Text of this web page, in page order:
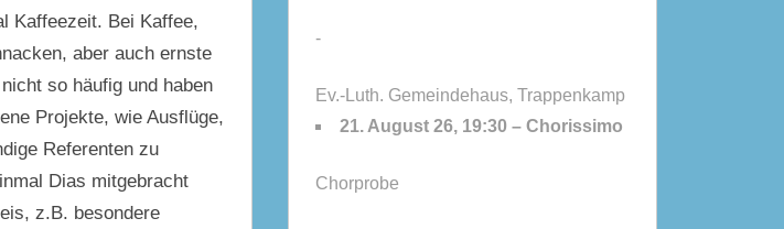
Kaffeezeit. Bei Kaffee,
aber auch ernste
so häufig und haben
Projekte, wie Ausflüge,
Referenten zu
Dias mitgebracht
z.B. besondere
-
Ev.-Luth. Gemeindehaus, Trappenkamp
21. August 26, 19:30 – Chorissimo
Chorprobe